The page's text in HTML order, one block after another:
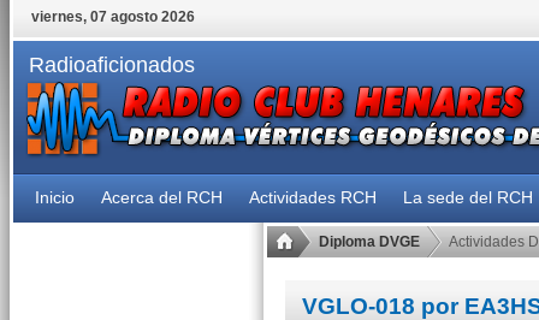
viernes, 07 agosto 2026
Radioaficionados
Inicio Acerca del RCH Actividades RCH La sede del RCH
Diploma DVGE Actividades
VGLO-018 por